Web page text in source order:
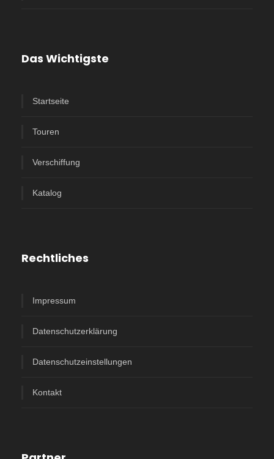
Das Wichtigste
Startseite
Touren
Verschiffung
Katalog
Rechtliches
Impressum
Datenschutzerklärung
Datenschutzeinstellungen
Kontakt